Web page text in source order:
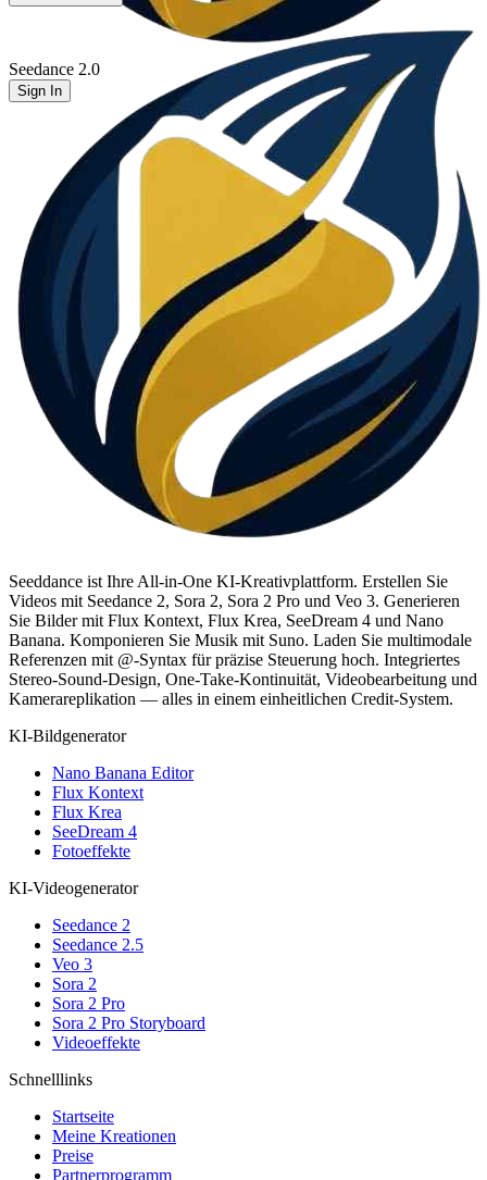
Seedance 2.0
Sign In
Seeddance ist Ihre All-in-One KI-Kreativplattform. Erstellen Sie
Videos mit Seedance 2, Sora 2, Sora 2 Pro und Veo 3. Generieren
Sie Bilder mit Flux Kontext, Flux Krea, SeeDream 4 und Nano
Banana. Komponieren Sie Musik mit Suno. Laden Sie multimodale
Referenzen mit @-Syntax für präzise Steuerung hoch. Integriertes
Stereo-Sound-Design, One-Take-Kontinuität, Videobearbeitung und
Kamerareplikation — alles in einem einheitlichen Credit-System.
KI-Bildgenerator
Nano Banana Editor
Flux Kontext
Flux Krea
SeeDream 4
Fotoeffekte
KI-Videogenerator
Seedance 2
Seedance 2.5
Veo 3
Sora 2
Sora 2 Pro
Sora 2 Pro Storyboard
Videoeffekte
Schnelllinks
Startseite
Meine Kreationen
Preise
Partnerprogramm